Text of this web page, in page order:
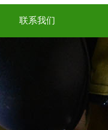
联系我们